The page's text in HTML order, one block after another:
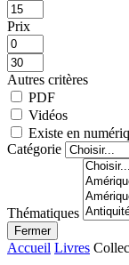
Prix
Autres critères
PDF
Vidéos
Existe en
Catégorie
Thématiques
Fermer
Accueil Livres